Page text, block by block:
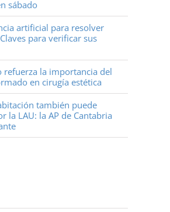
sábado
artificial para resolver
para verificar sus
refuerza la importancia del
en cirugía estética
también puede
la LAU: la AP de Cantabria